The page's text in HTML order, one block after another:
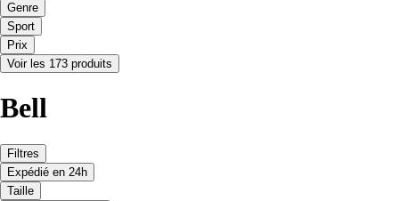
Genre
Sport
Prix
Voir les 173 produits
Bell
Filtres
Expédié en 24h
Taille